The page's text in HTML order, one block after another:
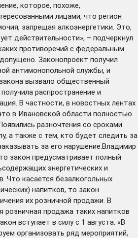
которое, похоже,
лицами, что регион
запрещая алкоэнергетики. Это,
действительности», – подчеркнул
противоречий с федеральным
Законопроект получил
антимонопольной службы, и
вызвало общественный
распространение и
В частности, в новостных лентах
в Ивановской области полностью
разночтения со сроками
а также с тем, кто будет следить за
за его нарушение.Владимир
закон предусматривает полный
энергетических и
Что касается безалкогольных
напитков, то закон
их розничной продажи. В
розничная продажа таких напитков
вступает в силу с 1 августа. «В
организовать ряд мероприятий,